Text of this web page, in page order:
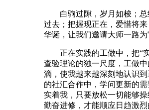
白驹过隙，岁月如梭；总
过去；把握现正在，爱惜将
华诞，让我们邀请大师一路为
正在实践的工做中，把“
查验理论的独一尺度，工做
滴，使我越来越深刻地认识
的社汇合作中，学问更新的
实着我，只要放松一切能够操
勤奋进修，才能顺应日趋激烈